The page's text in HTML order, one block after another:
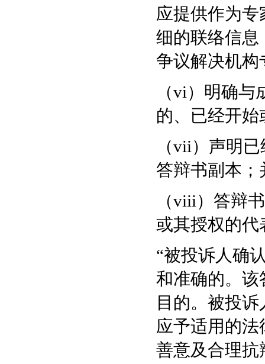
应提供作为
细的联络信
争议解决机构
（vi）明确
的、已经开
（vii）声明
答辩书副本；
（viii）答辩
或其授权的代
“被投诉人确
和准确的。该
目的。被投
应予适用的
善意及合理抗